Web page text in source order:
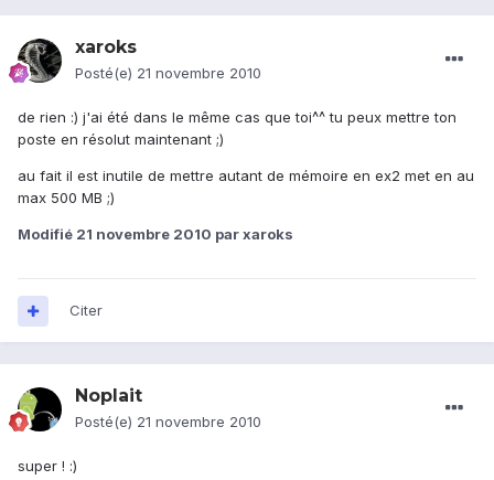
xaroks
Posté(e) 21 novembre 2010
de rien :) j'ai été dans le même cas que toi^^ tu peux mettre ton
poste en résolut maintenant ;)
au fait il est inutile de mettre autant de mémoire en ex2 met en au
max 500 MB ;)
Modifié 21 novembre 2010 par xaroks
Citer
Noplait
Posté(e) 21 novembre 2010
super ! :)